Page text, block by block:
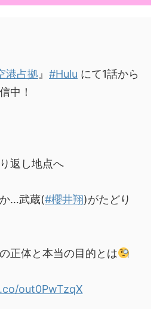
港占拠 』 #Hulu にて1話から
中！
返し地点へ
…武蔵(#櫻井翔)がたどり
正体と本当の目的とは
out0PwTzqX